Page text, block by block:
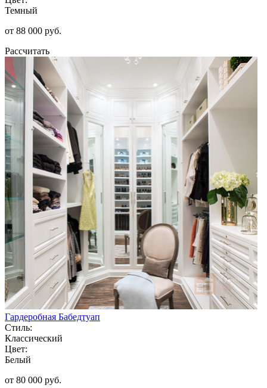
Темный
от 88 000 руб.
Рассчитать
Гардеробная Бабедтуап
Стиль:
Классический
Цвет:
Белый
от 80 000 руб.